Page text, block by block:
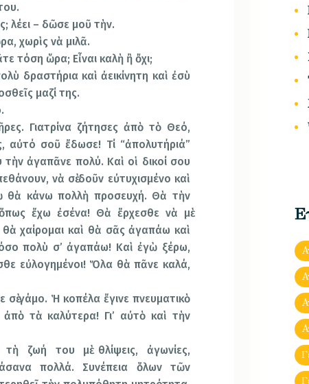
λέει – δῶσε μοῦ τὴν.
χωρὶς νὰ μιλᾶ.
τόση ὥρα; Εἶναι καλὴ ἢ ὄχι;
δραστήρια καὶ ἀεικίνητη καὶ ἐσὺ
μαζί της.
Γιατρίνα ζήτησες ἀπὸ τὸ Θεό,
αὐτό σοῦ ἔδωσε! Τί “ἀπολυτήριά”
τὴν ἀγαπᾶνε πολύ. Καὶ οἱ δικοί σου
νὰ σὲ δοῦν εὐτυχισμένο καὶ
θὰ κάνω πολλὴ προσευχή. Θὰ τὴν
ἔχω ἐσένα! Θὰ ἔρχεσθε νὰ μὲ
χαίρομαι καὶ θὰ σᾶς ἀγαπάω καὶ
πολὺ σ’ ἀγαπάω! Καὶ ἐγὼ ξέρω,
εὐλογημένοι! Ὅλα θὰ πᾶνε καλά,
σὲ γάμο. Ἡ κοπέλα ἔγινε πνευματικὸ
τὰ καλύτερα! Γι’ αὐτὸ καὶ τὴν
ζωή του μὲ θλίψεις, ἀγωνίες,
πολλά. Συνέπεια ὅλων τῶν